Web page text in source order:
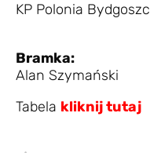
KP Polonia
Bramka:
Alan Szymański
Tabela kliknij tutaj